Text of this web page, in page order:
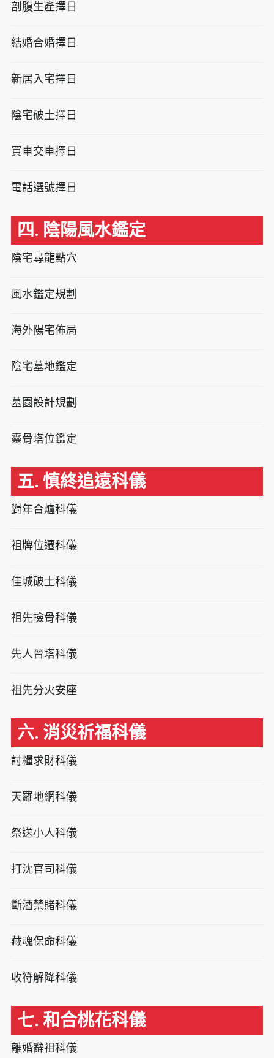
剖腹生產擇日
結婚合婚擇日
新居入宅擇日
陰宅破土擇日
買車交車擇日
電話選號擇日
四. 陰陽風水鑑定
陰宅尋龍點穴
風水鑑定規劃
海外陽宅佈局
陰宅墓地鑑定
墓園設計規劃
靈骨塔位鑑定
五. 慎終追遠科儀
對年合爐科儀
祖牌位遷科儀
佳城破土科儀
祖先撿骨科儀
先人晉塔科儀
祖先分火安座
六. 消災祈福科儀
討糧求財科儀
天羅地網科儀
祭送小人科儀
打沈官司科儀
斷酒禁賭科儀
藏魂保命科儀
收符解降科儀
七. 和合桃花科儀
離婚辭祖科儀